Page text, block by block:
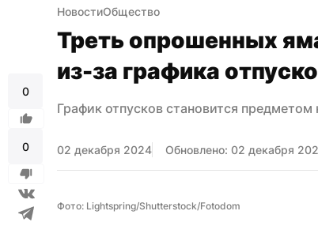
0
0
НовостиОбщество
Треть опрошенных
из-за графика
График отпусков становится
02 декабря 2024 Обновлено: 02 декабря
Фото: Lightspring/Shutterstock/Fotodom